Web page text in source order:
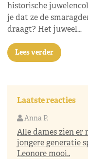
historische
je dat ze de
draagt? Het juweel…
Lees verder
Laatste reacties
Anna P.
Alle dames zien er
jongere generatie
Leonore mooi..